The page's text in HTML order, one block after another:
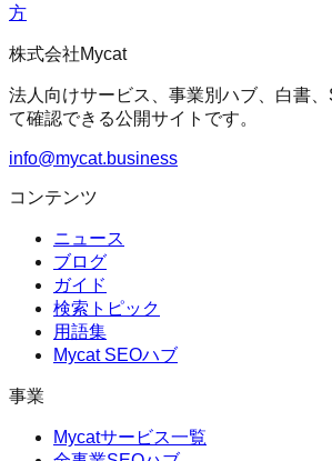
方
株式会社Mycat
法人向けサービス、事業別ハブ、白書
て確認できる公開サイトです。
info@mycat.business
コンテンツ
ニュース
ブログ
ガイド
検索トピック
用語集
Mycat SEOハブ
事業
Mycatサービス一覧